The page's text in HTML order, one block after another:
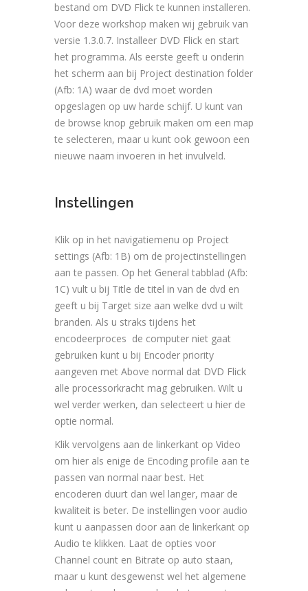
bestand om DVD Flick te kunnen installeren.
Voor deze workshop maken wij gebruik van
versie 1.3.0.7. Installeer DVD Flick en start
het programma. Als eerste geeft u onderin
het scherm aan bij Project destination folder
(Afb: 1A) waar de dvd moet worden
opgeslagen op uw harde schijf. U kunt van
de browse knop gebruik maken om een map
te selecteren, maar u kunt ook gewoon een
nieuwe naam invoeren in het invulveld.
Instellingen
Klik op in het navigatiemenu op Project
settings (Afb: 1B) om de projectinstellingen
aan te passen. Op het General tabblad (Afb:
1C) vult u bij Title de titel in van de dvd en
geeft u bij Target size aan welke dvd u wilt
branden. Als u straks tijdens het
encodeerproces de computer niet gaat
gebruiken kunt u bij Encoder priority
aangeven met Above normal dat DVD Flick
alle processorkracht mag gebruiken. Wilt u
wel verder werken, dan selecteert u hier de
optie normal.
Klik vervolgens aan de linkerkant op Video
om hier als enige de Encoding profile aan te
passen van normal naar best. Het
encoderen duurt dan wel langer, maar de
kwaliteit is beter. De instellingen voor audio
kunt u aanpassen door aan de linkerkant op
Audio te klikken. Laat de opties voor
Channel count en Bitrate op auto staan,
maar u kunt desgewenst wel het algemene